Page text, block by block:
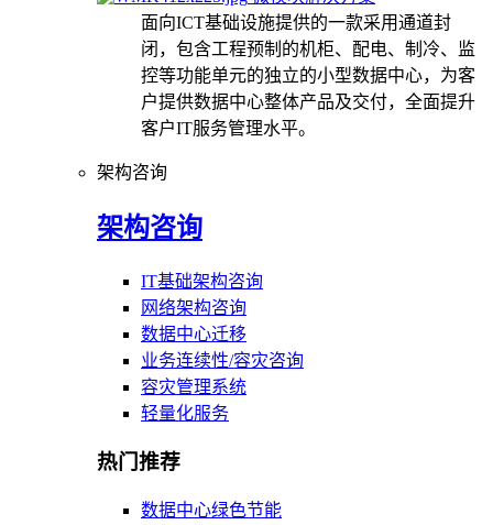
面向ICT基础设施提供的一款采用通道封
闭，包含工程预制的机柜、配电、制冷、监
控等功能单元的独立的小型数据中心，为客
户提供数据中心整体产品及交付，全面提升
客户IT服务管理水平。
架构咨询
架构咨询
IT基础架构咨询
网络架构咨询
数据中心迁移
业务连续性/容灾咨询
容灾管理系统
轻量化服务
热门推荐
数据中心绿色节能